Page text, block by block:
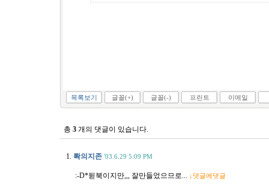
목록보기 글꼴(+) 글꼴(-) 프린트 이메일
총 3 개의 댓글이 있습니다.
1. 롹의지존 '03.6.29 5:09 PM
:-D*뒫북이지만,,, 잘만들었으므로... ↓댓글에댓글